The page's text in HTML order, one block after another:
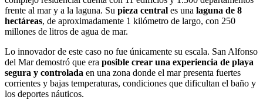
frente al mar y a la laguna. Su pieza central es una laguna de 8
hectáreas, de aproximadamente 1 kilómetro de largo, con 250
millones de litros de agua de mar.
Lo innovador de este caso no fue únicamente su escala. San Alfonso
del Mar demostró que era posible crear una experiencia de playa
segura y controlada en una zona donde el mar presenta fuertes
corrientes y bajas temperaturas, condiciones que dificultan el baño y
los deportes náuticos.